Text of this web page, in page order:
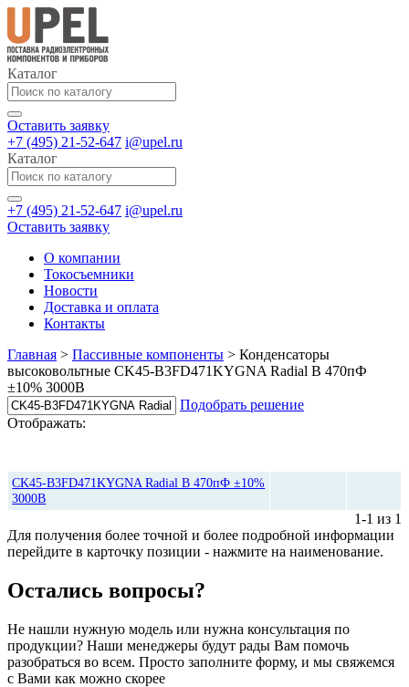
Каталог
Оставить заявку
+7 (495) 21-52-647 i@upel.ru
Каталог
+7 (495) 21-52-647 i@upel.ru
Оставить заявку
О компании
Токосъемники
Новости
Доставка и оплата
Контакты
Главная > Пассивные компоненты > Конденсаторы
высоковольтные CK45-B3FD471KYGNA Radial B 470пФ
±10% 3000В
Подобрать решение
Отображать:
CK45-B3FD471KYGNA Radial B 470пФ ±10%
3000В
1-1 из 1
Для получения более точной и более подробной информации
перейдите в карточку позиции - нажмите на наименование.
Остались вопросы?
Не нашли нужную модель или нужна консультация по
продукции? Наши менеджеры будут рады Вам помочь
разобраться во всем. Просто заполните форму, и мы свяжемся
с Вами как можно скорее